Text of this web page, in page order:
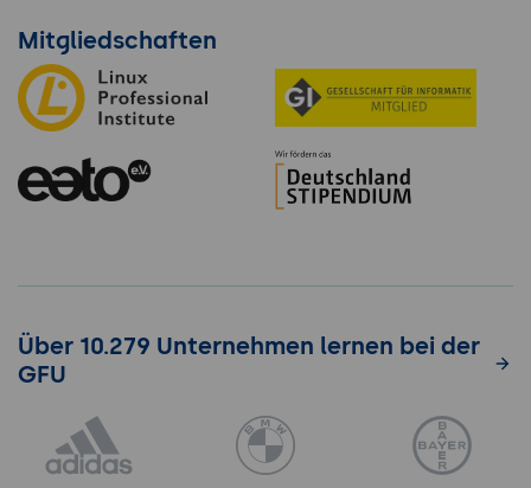
Mitgliedschaften
Über 10.279 Unternehmen lernen bei der
GFU